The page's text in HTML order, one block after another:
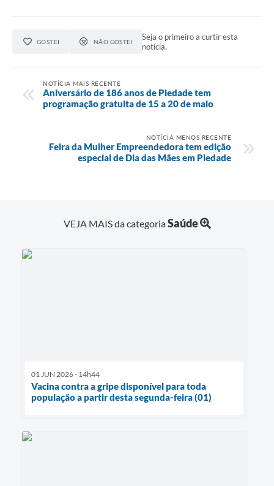
GOSTEI NÃO GOSTEI
Seja o primeiro a curtir esta
notícia.
NOTÍCIA MAIS RECENTE
Aniversário de 186 anos de Piedade tem
programação gratuita de 15 a 20 de maio
NOTÍCIA MENOS RECENTE
Feira da Mulher Empreendedora tem edição
especial de Dia das Mães em Piedade
VEJA MAIS da categoriaSaúde
01 JUN 2026 - 14h44
Vacina contra a gripe disponível para toda
população a partir desta segunda-feira (01)